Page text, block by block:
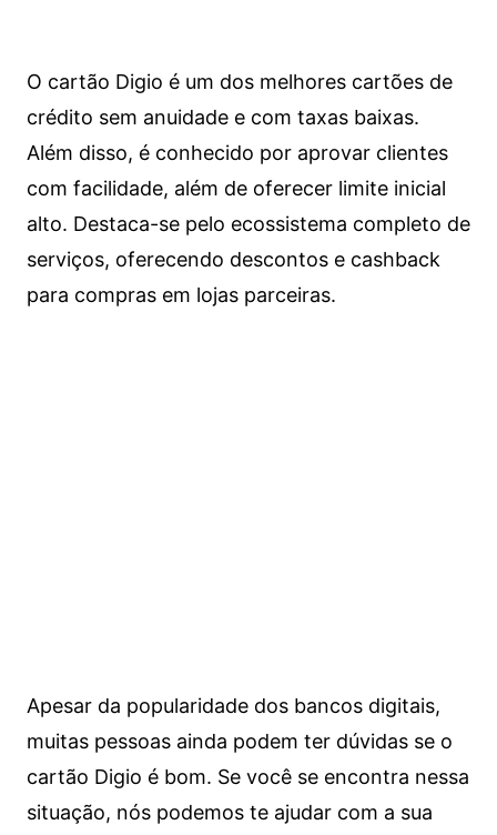
O cartão Digio é um dos melhores cartões de
crédito sem anuidade e com taxas baixas.
Além disso, é conhecido por aprovar clientes
com facilidade, além de oferecer limite inicial
alto. Destaca-se pelo ecossistema completo de
serviços, oferecendo descontos e cashback
para compras em lojas parceiras.
Apesar da popularidade dos bancos digitais,
muitas pessoas ainda podem ter dúvidas se o
cartão Digio é bom. Se você se encontra nessa
situação, nós podemos te ajudar com a sua